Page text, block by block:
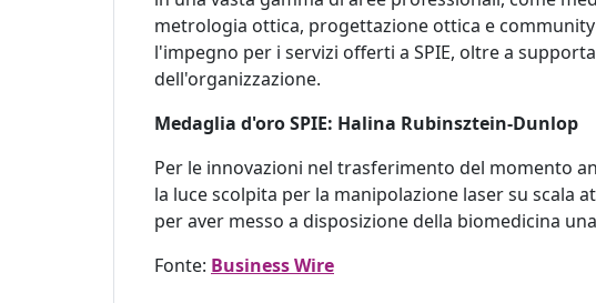
metrologia ottica, progettazione ottica e
l'impegno per i servizi offerti a SPIE, oltre a
dell'organizzazione.
Medaglia d'oro SPIE: Halina Rubinsztein-Dunlop
Per le innovazioni nel trasferimento del momento
la luce scolpita per la manipolazione laser su scala
per aver messo a disposizione della biomedicina
Fonte: Business Wire